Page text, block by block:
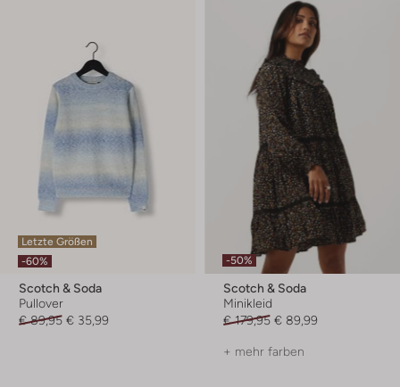
Letzte Größen
-60%
Scotch & Soda
Pullover
€ 89,95 € 35,99
-50%
Scotch & Soda
Minikleid
€ 179,95 € 89,99
+ mehr farben